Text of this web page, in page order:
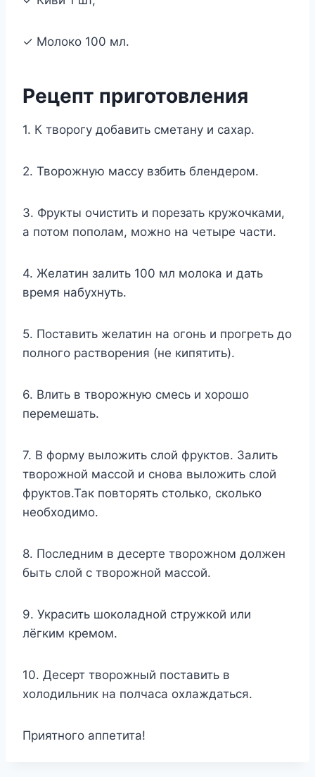
✓ Молоко 100 мл.
Рецепт приготовления
1. К творогу добавить сметану и сахар.
2. Творожную массу взбить блендером.
3. Фрукты очистить и порезать кружочками,
а потом пополам, можно на четыре части.
4. Желатин залить 100 мл молока и дать
время набухнуть.
5. Поставить желатин на огонь и прогреть до
полного растворения (не кипятить).
6. Влить в творожную смесь и хорошо
перемешать.
7. В форму выложить слой фруктов. Залить
творожной массой и снова выложить слой
фруктов.Так повторять столько, сколько
необходимо.
8. Последним в десерте творожном должен
быть слой с творожной массой.
9. Украсить шоколадной стружкой или
лёгким кремом.
10. Десерт творожный поставить в
холодильник на полчаса охлаждаться.
Приятного аппетита!